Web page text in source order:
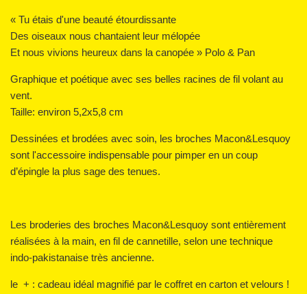
« Tu étais d'une beauté étourdissante
Des oiseaux nous chantaient leur mélopée
Et nous vivions heureux dans la canopée » Polo & Pan
Graphique et poétique avec ses belles racines de fil volant au
vent.
Taille: environ 5,2x5,8 cm
Dessinées et brodées avec soin, les broches Macon&Lesquoy
sont l'accessoire indispensable pour pimper en un coup
d’épingle la plus sage des tenues.
Les broderies des broches Macon&Lesquoy sont entièrement
réalisées à la main, en fil de cannetille, selon une technique
indo-pakistanaise très ancienne.
le + : cadeau idéal magnifié par le coffret en carton et velours !